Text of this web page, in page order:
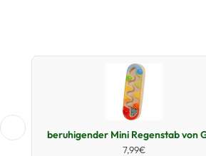
beruhigender Mini Regenstab von
7,99€